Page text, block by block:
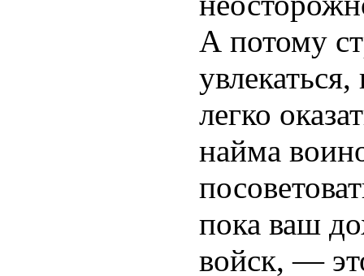
А потому
легко
найма
пока ваш
войск, —